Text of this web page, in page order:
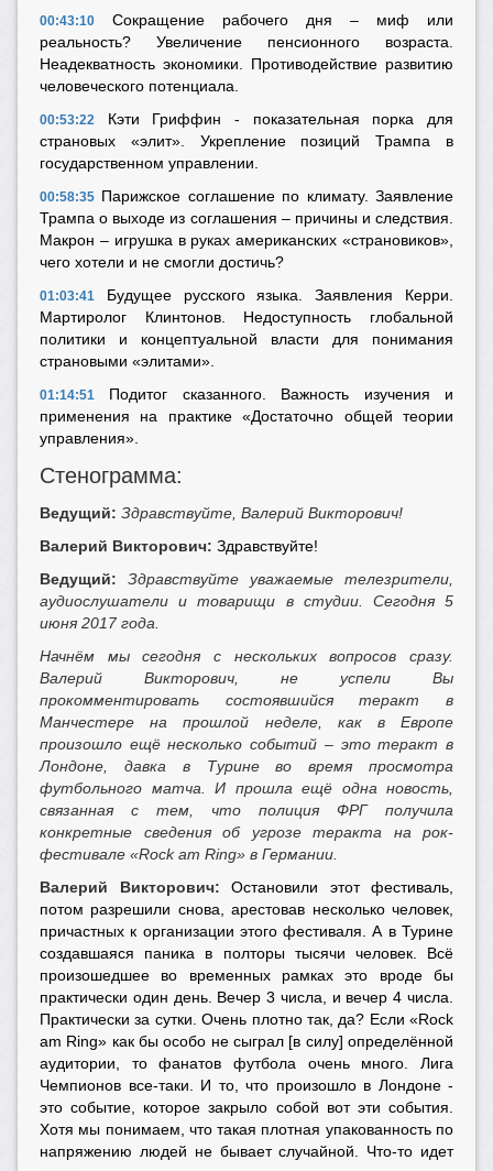
00:43:10
Сокращение рабочего дня – миф или
реальность? Увеличение пенсионного возраста.
Неадекватность экономики. Противодействие развитию
человеческого потенциала.
00:53:22
Кэти Гриффин - показательная порка для
страновых «элит». Укрепление позиций Трампа в
государственном управлении.
00:58:35 Парижское соглашение по климату. Заявление
Трампа о выходе из соглашения – причины и следствия.
Макрон – игрушка в руках американских «страновиков»,
чего хотели и не смогли достичь?
01:03:41
Будущее русского языка. Заявления Керри.
Мартиролог Клинтонов. Недоступность глобальной
политики и концептуальной власти для понимания
страновыми «элитами».
01:14:51 Подитог сказанного. Важность изучения и
применения на практике «Достаточно общей теории
управления».
Стенограмма:
Ведущий: Здравствуйте, Валерий Викторович!
Валерий Викторович: Здравствуйте!
Ведущий: Здравствуйте
уважаемые телезрители,
аудиослушатели и товарищи в студии. Сегодня 5
июня 2017 года.
Начнём мы сегодня с нескольких вопросов сразу.
Валерий Викторович, не успели Вы
прокомментировать состоявшийся теракт в
Манчестере на прошлой неделе, как в Европе
произошло ещё несколько событий – это теракт в
Лондоне, давка в Турине во время просмотра
футбольного матча. И прошла ещё одна новость,
связанная с тем, что полиция ФРГ получила
конкретные сведения об угрозе теракта на рок-
фестивале «Rock am Ring» в Германии.
Валерий Викторович: Остановили этот фестиваль,
потом разрешили снова, арестовав несколько человек,
причастных к организации этого фестиваля. А в Турине
создавшаяся паника в полторы тысячи человек. Всё
произошедшее во временных рамках это вроде бы
практически один день. Вечер 3 числа, и вечер 4 числа.
Практически за сутки. Очень плотно так, да? Если «Rock
am Ring» как бы особо не сыграл [в силу] определённой
аудитории, то фанатов футбола очень много. Лига
Чемпионов все-таки. И то, что произошло в Лондоне -
это событие, которое закрыло собой вот эти события.
Хотя мы понимаем, что такая плотная упакованность по
напряжению людей не бывает случайной. Что-то идет